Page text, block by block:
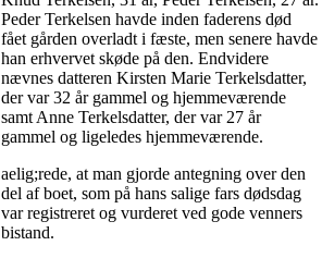
Peder Terkelsen havde inden faderens død
fået gården overladt i fæste, men senere havde
han erhvervet skøde på den. Endvidere
nævnes datteren Kirsten Marie Terkelsdatter,
der var 32 år gammel og hjemmeværende
samt Anne Terkelsdatter, der var 27 år
gammel og ligeledes hjemmeværende.
aelig;rede, at man gjorde antegning over den
del af boet, som på hans salige fars dødsdag
var registreret og vurderet ved gode venners
bistand.